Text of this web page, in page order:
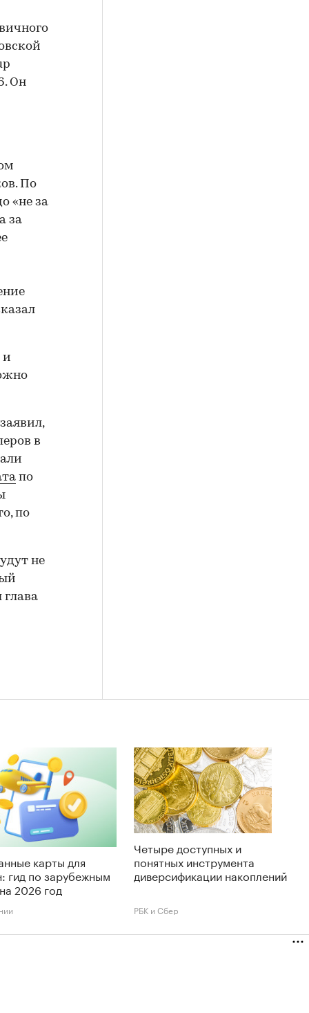
Он
По
«не за
за
и
в
по
по
не
глава
карты для
гид по зарубежным
2026 год
Четыре доступных и
понятных инструмента
диверсификации накоплений
РБК и Сбер